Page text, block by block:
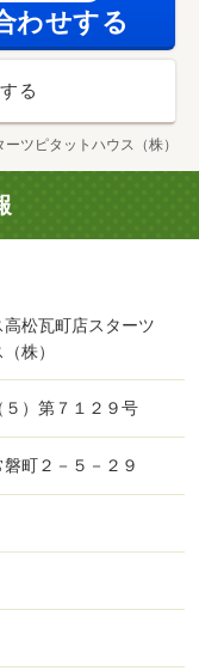
わせする
る
ツピタットハウス（株）
高松瓦町店スターツ
株）
５）第７１２９号
町２－５－２９